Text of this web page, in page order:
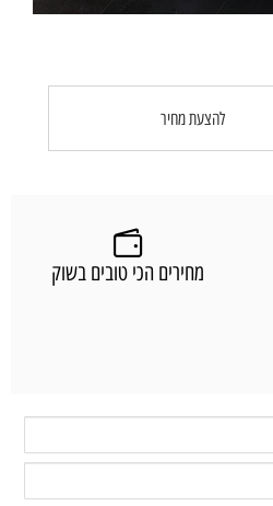
להצעת מחיר
מחירים הכי טובים בשוק